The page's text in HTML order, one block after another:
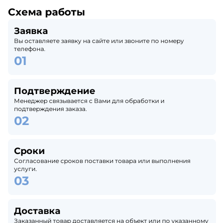
Схема работы
Заявка
Вы оставляете заявку на сайте или звоните по номеру
телефона.
Подтверждение
Менеджер связывается с Вами для обработки и
подтверждения заказа.
Сроки
Согласование сроков поставки товара или выполнения
услуги.
Доставка
Заказанный товар доставляется на объект или по указанному